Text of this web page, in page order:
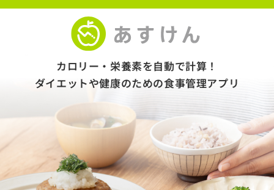
カロリー・栄養素を自動で計算！
ダイエットや健康のための食事管理アプリ